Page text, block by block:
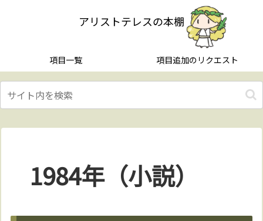
アリストテレスの本棚
項目一覧 項目追加のリクエスト
1984年（小説）